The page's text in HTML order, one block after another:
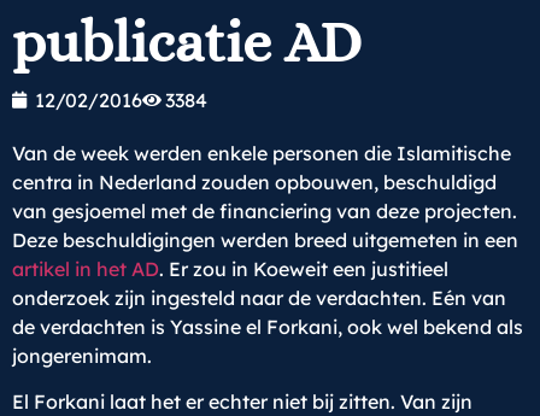
publicatie AD
12/02/2016 3384
Van de week werden enkele personen die Islamitische
centra in Nederland zouden opbouwen, beschuldigd
van gesjoemel met de financiering van deze projecten.
Deze beschuldigingen werden breed uitgemeten in een
artikel in het AD. Er zou in Koeweit een justitieel
onderzoek zijn ingesteld naar de verdachten. Eén van
de verdachten is Yassine el Forkani, ook wel bekend als
jongerenimam.
El Forkani laat het er echter niet bij zitten. Van zijn